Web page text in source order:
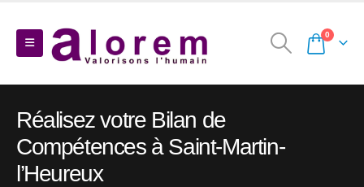
0
Réalisez votre Bilan de
Compétences à Saint-Martin-
l’Heureux